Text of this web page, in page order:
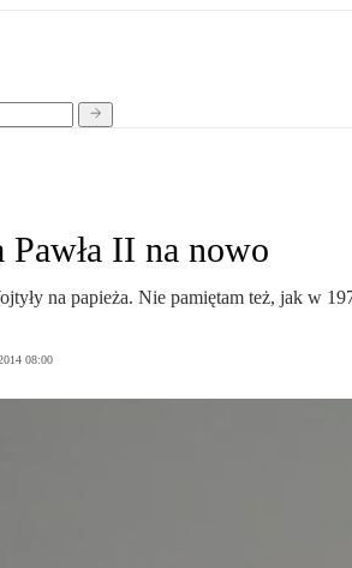
Pawła II na nowo
na papieża. Nie pamiętam też, jak w
08:00